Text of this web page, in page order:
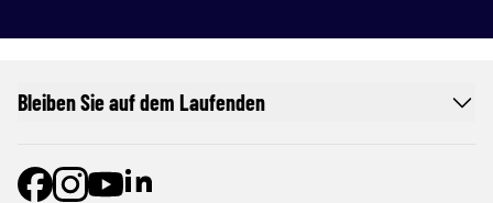
Bleiben Sie auf dem Laufenden